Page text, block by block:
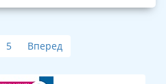
5 Вперед